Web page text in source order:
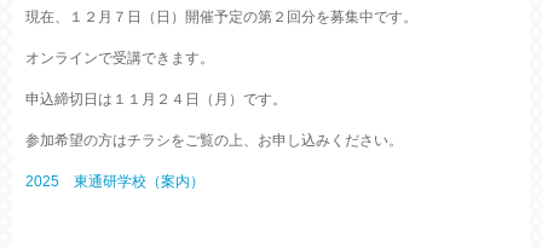
現在、１２月７日（日）開催予定の第２回分を募集中です。
オンラインで受講できます。
申込締切日は１１月２４日（月）です。
参加希望の方はチラシをご覧の上、お申し込みください。
2025 東通研学校（案内）